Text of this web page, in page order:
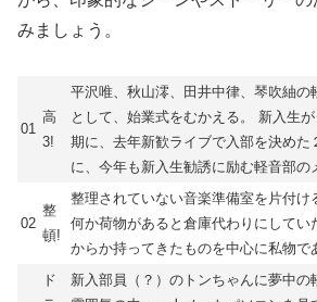
みましょう。
01
高
3!
平沢唯、秋山澪、田井中律、琴吹紬の
として、始業式をむかえる。 新入生
期に、去年新歓ライブで入部を決めた
に、今年も新入生勧誘に励む軽音部
02
整
頓!
整理されていない音楽準備室を片付け
何か荷物があると倉庫代わりにしてい
からか持ってきたものを中心に私物で
ド
新入部員（？）のトンちゃんに夢中の